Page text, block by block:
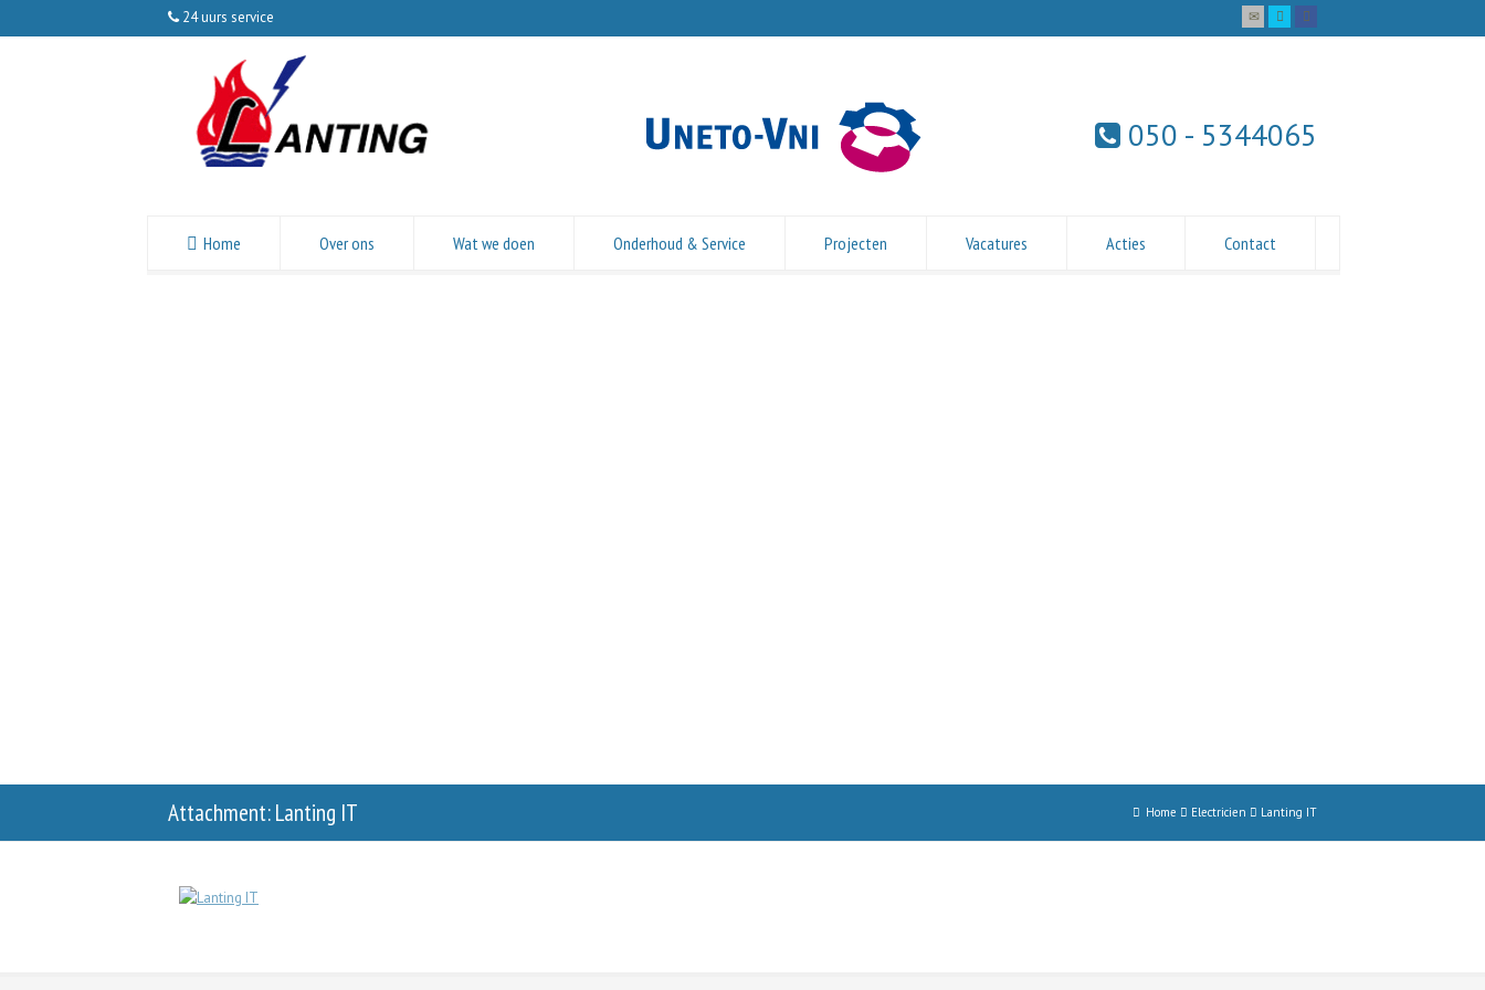
24 uurs service
050 - 5344065
Home Over ons Wat we doen Onderhoud & Service Projecten Vacatures Acties Contact
Attachment: Lanting IT Home Electricien Lanting IT